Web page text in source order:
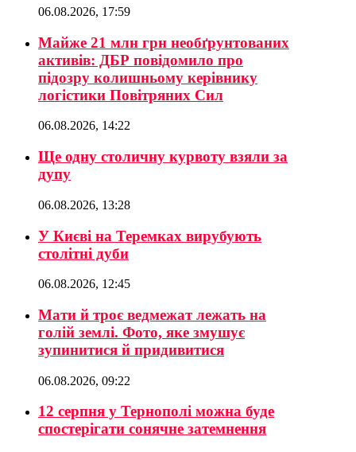
06.08.2026, 17:59
Майже 21 млн грн необґрунтованих
активів: ДБР повідомило про
підозру колишньому керівнику
логістики Повітряних Сил
06.08.2026, 14:22
Ще одну столичну курвоту взяли за
дупу
06.08.2026, 13:28
У Києві на Теремках вирубують
столітні дуби
06.08.2026, 12:45
Мати й троє ведмежат лежать на
голій землі. Фото, яке змушує
зупинитися й придивитися
06.08.2026, 09:22
12 серпня у Тернополі можна буде
спостерігати сонячне затемнення